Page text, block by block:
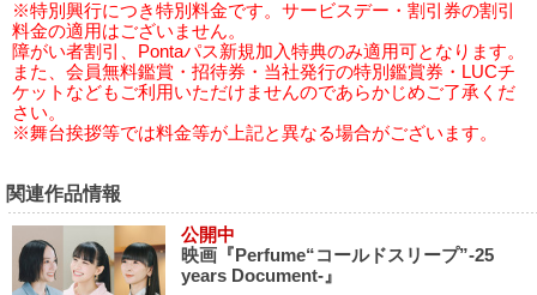
※特別興行につき特別料金です。サービスデー・割引券の割引
料金の適用はございません。
障がい者割引、Pontaパス新規加入特典のみ適用可となります。
また、会員無料鑑賞・招待券・当社発行の特別鑑賞券・LUCチ
ケットなどもご利用いただけませんのであらかじめご了承くだ
さい。
※舞台挨拶等では料金等が上記と異なる場合がございます。
関連作品情報
公開中
映画『Perfume“コールドスリープ”-25
years Document-』